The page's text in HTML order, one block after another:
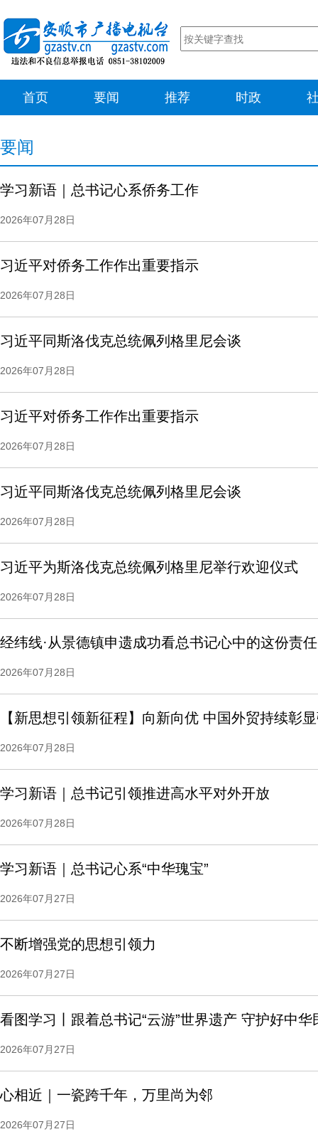
首页 要闻 推荐 时政
要闻
学习新语｜总书记心系侨务工作
2026年07月28日
习近平对侨务工作作出重要指示
2026年07月28日
习近平同斯洛伐克总统佩列格里尼会谈
2026年07月28日
习近平对侨务工作作出重要指示
2026年07月28日
习近平同斯洛伐克总统佩列格里尼会谈
2026年07月28日
习近平为斯洛伐克总统佩列格里尼举行欢迎仪式
2026年07月28日
经纬线·从景德镇申遗成功看总书记心中的这份责任
2026年07月28日
【新思想引领新征程】向新向优 中国外贸持续彰
2026年07月28日
学习新语｜总书记引领推进高水平对外开放
2026年07月28日
学习新语｜总书记心系“中华瑰宝”
2026年07月27日
不断增强党的思想引领力
2026年07月27日
看图学习丨跟着总书记“云游”世界遗产 守护好中
2026年07月27日
心相近｜一瓷跨千年，万里尚为邻
2026年07月27日